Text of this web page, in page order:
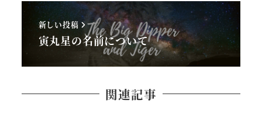
新しい投稿
寅丸星の名前について
関連記事